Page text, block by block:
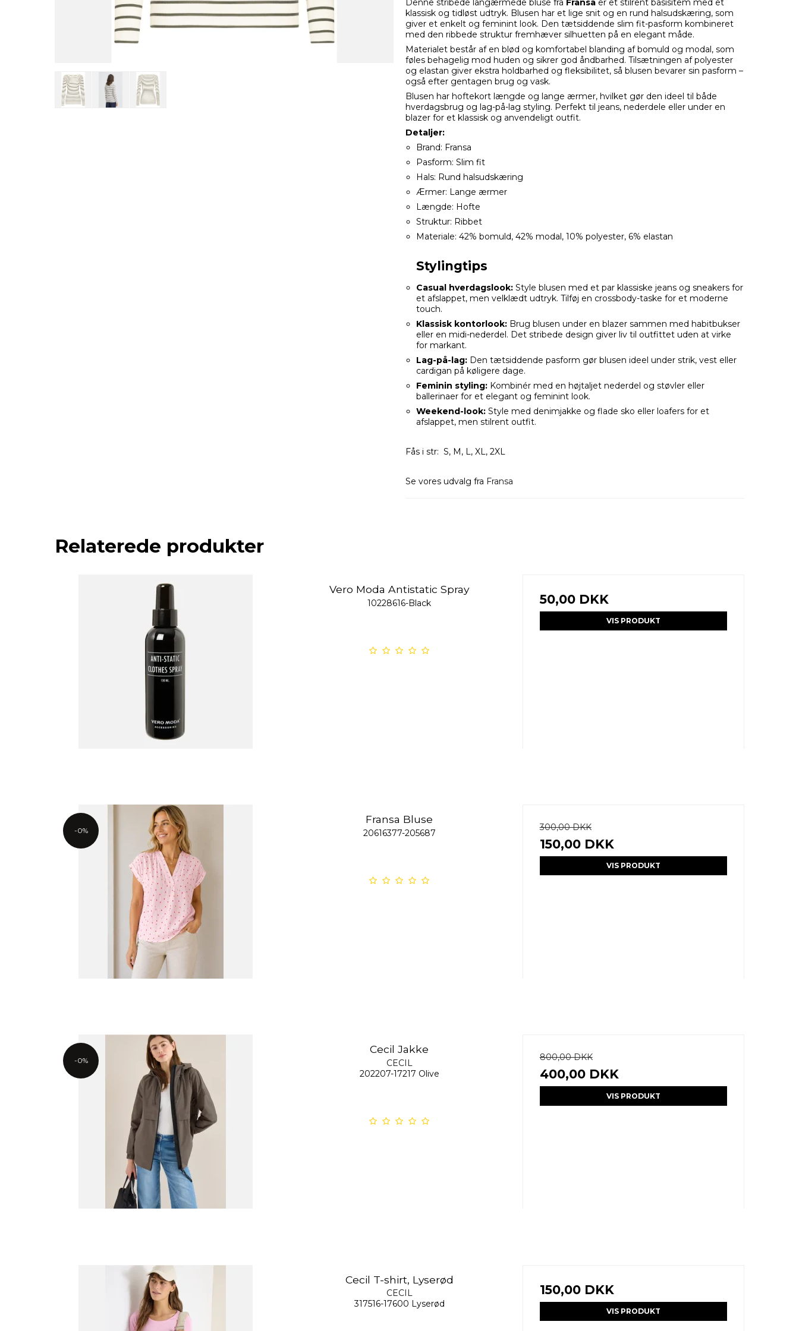
Denne stribede langærmede bluse fra Fransa er et stilrent basisitem med et
klassisk og tidløst udtryk. Blusen har et lige snit og en rund halsudskæring, som
giver et enkelt og feminint look. Den tætsiddende slim fit-pasform kombineret
med den ribbede struktur fremhæver silhuetten på en elegant måde.
Materialet består af en blød og komfortabel blanding af bomuld og modal, som
føles behagelig mod huden og sikrer god åndbarhed. Tilsætningen af polyester
og elastan giver ekstra holdbarhed og fleksibilitet, så blusen bevarer sin pasform –
også efter gentagen brug og vask.
Blusen har hoftekort længde og lange ærmer, hvilket gør den ideel til både
hverdagsbrug og lag-på-lag styling. Perfekt til jeans, nederdele eller under en
blazer for et klassisk og anvendeligt outfit.
Detaljer:
Brand: Fransa
Pasform: Slim fit
Hals: Rund halsudskæring
Ærmer: Lange ærmer
Længde: Hofte
Struktur: Ribbet
Materiale: 42% bomuld, 42% modal, 10% polyester, 6% elastan
Stylingtips
Casual hverdagslook:Style blusen med et par klassiske jeans og sneakers for
et afslappet, men velklædt udtryk. Tilføj en crossbody-taske for et moderne
touch.
Klassisk kontorlook:Brug blusen under en blazer sammen med habitbukser
eller en midi-nederdel. Det stribede design giver liv til outfittet uden at virke
for markant.
Lag-på-lag:Den tætsiddende pasform gør blusen ideel under strik, vest eller
cardigan på køligere dage.
Feminin styling:Kombinér med en højtaljet nederdel og støvler eller
ballerinaer for et elegant og feminint look.
Weekend-look:Style med denimjakke og flade sko eller loafers for et
afslappet, men stilrent outfit.
Fås i str: S, M, L, XL, 2XL
Se vores udvalg fra Fransa
Relaterede produkter
Vero Moda Antistatic Spray
10228616-Black 50,00 DKK
VIS PRODUKT
-0%
Fransa Bluse
20616377-205687
300,00 DKK
150,00 DKK
VIS PRODUKT
-0%
Cecil Jakke
CECIL
202207-17217 Olive
800,00 DKK
400,00 DKK
VIS PRODUKT
Cecil T-shirt, Lyserød
CECIL
317516-17600 Lyserød
150,00 DKK
VIS PRODUKT